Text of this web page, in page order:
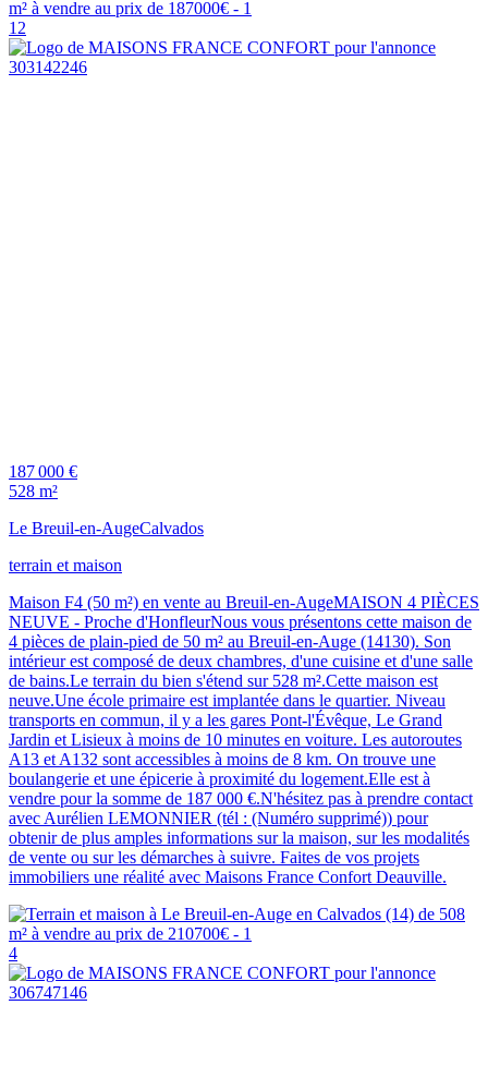
12
187 000 €
528 m²
Le Breuil-en-AugeCalvados
terrain et maison
Maison F4 (50 m²) en vente au Breuil-en-AugeMAISON 4 PIÈCES
NEUVE - Proche d'HonfleurNous vous présentons cette maison de
4 pièces de plain-pied de 50 m² au Breuil-en-Auge (14130). Son
intérieur est composé de deux chambres, d'une cuisine et d'une salle
de bains.Le terrain du bien s'étend sur 528 m².Cette maison est
neuve.Une école primaire est implantée dans le quartier. Niveau
transports en commun, il y a les gares Pont-l'Évêque, Le Grand
Jardin et Lisieux à moins de 10 minutes en voiture. Les autoroutes
A13 et A132 sont accessibles à moins de 8 km. On trouve une
boulangerie et une épicerie à proximité du logement.Elle est à
vendre pour la somme de 187 000 €.N'hésitez pas à prendre contact
avec Aurélien LEMONNIER (tél : (Numéro supprimé)) pour
obtenir de plus amples informations sur la maison, sur les modalités
de vente ou sur les démarches à suivre. Faites de vos projets
immobiliers une réalité avec Maisons France Confort Deauville.
4